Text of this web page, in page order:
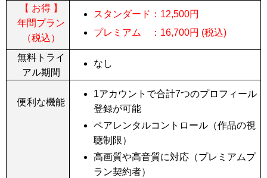
【 お得 】
年間プラン
（税込）
スタンダード： 12,500円
プレミアム ： 16,700円 (税込)
無料トライ
アル期間
なし
便利な機能
1アカウントで合計7つのプロフィール
登録が可能
ペアレンタルコントロール（作品の視
聴制限）
高画質や高音質に対応（プレミアムプ
ラン契約者）